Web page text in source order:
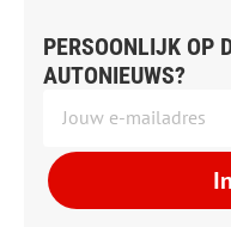
PERSOONLIJK OP
AUTONIEUWS?